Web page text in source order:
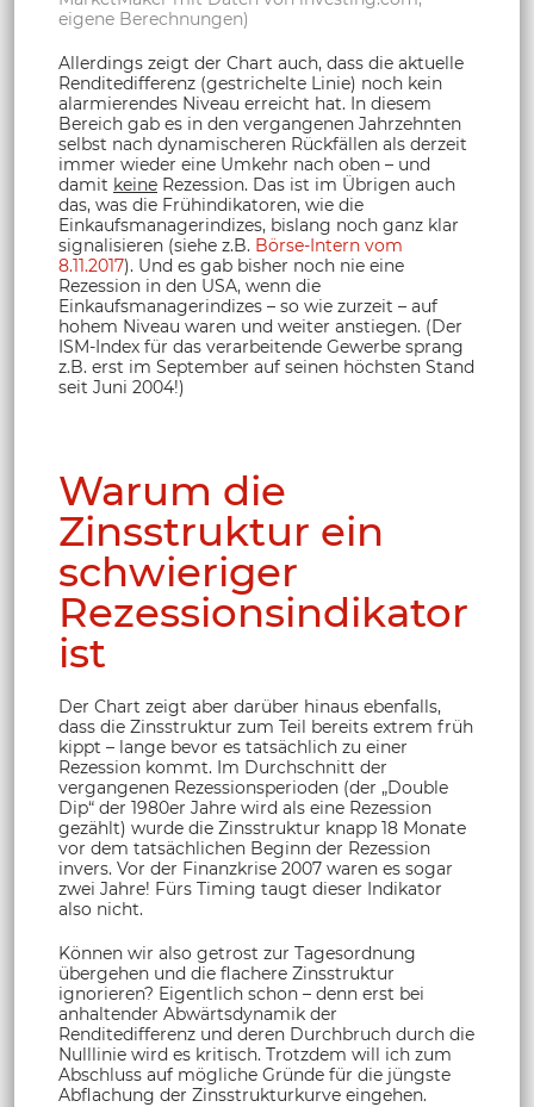
eigene Berechnungen)
Allerdings zeigt der Chart auch, dass die aktuelle
Renditedifferenz (gestrichelte Linie) noch kein
alarmierendes Niveau erreicht hat. In diesem
Bereich gab es in den vergangenen Jahrzehnten
selbst nach dynamischeren Rückfällen als derzeit
immer wieder eine Umkehr nach oben – und
damit keine Rezession. Das ist im Übrigen auch
das, was die Frühindikatoren, wie die
Einkaufsmanagerindizes, bislang noch ganz klar
signalisieren (siehe z.B. Börse-Intern vom
8.11.2017). Und es gab bisher noch nie eine
Rezession in den USA, wenn die
Einkaufsmanagerindizes – so wie zurzeit – auf
hohem Niveau waren und weiter anstiegen. (Der
ISM-Index für das verarbeitende Gewerbe sprang
z.B. erst im September auf seinen höchsten Stand
seit Juni 2004!)
Warum die
Zinsstruktur ein
schwieriger
Rezessionsindikator
ist
Der Chart zeigt aber darüber hinaus ebenfalls,
dass die Zinsstruktur zum Teil bereits extrem früh
kippt – lange bevor es tatsächlich zu einer
Rezession kommt. Im Durchschnitt der
vergangenen Rezessionsperioden (der „Double
Dip“ der 1980er Jahre wird als eine Rezession
gezählt) wurde die Zinsstruktur knapp 18 Monate
vor dem tatsächlichen Beginn der Rezession
invers. Vor der Finanzkrise 2007 waren es sogar
zwei Jahre! Fürs Timing taugt dieser Indikator
also nicht.
Können wir also getrost zur Tagesordnung
übergehen und die flachere Zinsstruktur
ignorieren? Eigentlich schon – denn erst bei
anhaltender Abwärtsdynamik der
Renditedifferenz und deren Durchbruch durch die
Nulllinie wird es kritisch. Trotzdem will ich zum
Abschluss auf mögliche Gründe für die jüngste
Abflachung der Zinsstrukturkurve eingehen.